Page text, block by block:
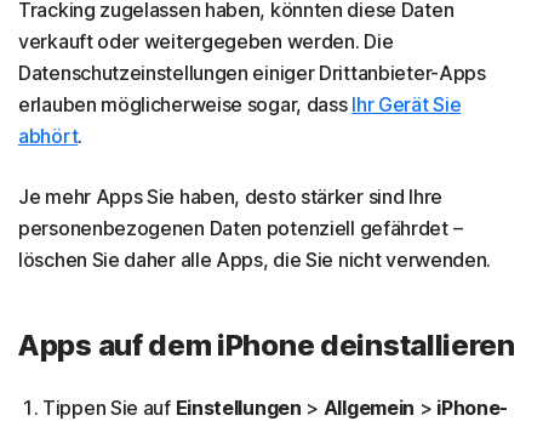
Tracking zugelassen haben, könnten diese Daten
verkauft oder weitergegeben werden. Die
Datenschutzeinstellungen einiger Drittanbieter-Apps
erlauben möglicherweise sogar, dass Ihr Gerät Sie
abhört.
Je mehr Apps Sie haben, desto stärker sind Ihre
personenbezogenen Daten potenziell gefährdet –
löschen Sie daher alle Apps, die Sie nicht verwenden.
Apps auf dem iPhone deinstallieren
Tippen Sie auf Einstellungen > Allgemein > iPhone-